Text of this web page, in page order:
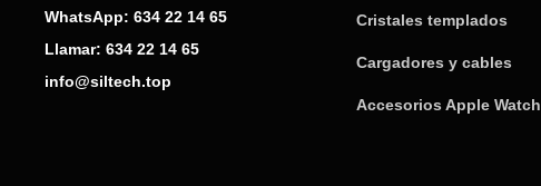
WhatsApp: 634 22 14 65
Llamar: 634 22 14 65
info@siltech.top
Cristales templados
Cargadores y cables
Accesorios Apple Watch